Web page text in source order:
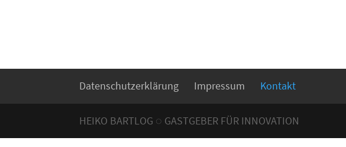
Datenschutzerklärung Impressum Kontakt
HEIKO BARTLOG ◌ GASTGEBER FÜR INNOVATION